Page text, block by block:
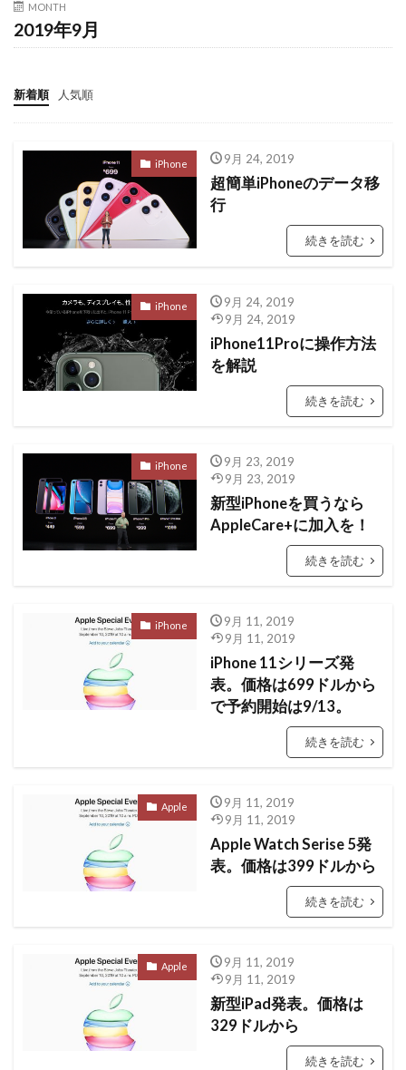
MONTH
2019年9月
新着順 人気順
iPhone 9月 24, 2019
超簡単iPhoneのデータ移
行
続きを読む
iPhone
9月 24, 2019
9月 24, 2019
iPhone11Proに操作方法
を解説
続きを読む
iPhone
9月 23, 2019
9月 23, 2019
新型iPhoneを買うなら
AppleCare+に加入を！
続きを読む
iPhone
9月 11, 2019
9月 11, 2019
iPhone 11シリーズ発
表。価格は699ドルから
で予約開始は9/13。
続きを読む
Apple
9月 11, 2019
9月 11, 2019
Apple Watch Serise 5発
表。価格は399ドルから
続きを読む
Apple
9月 11, 2019
9月 11, 2019
新型iPad発表。価格は
329ドルから
続きを読む